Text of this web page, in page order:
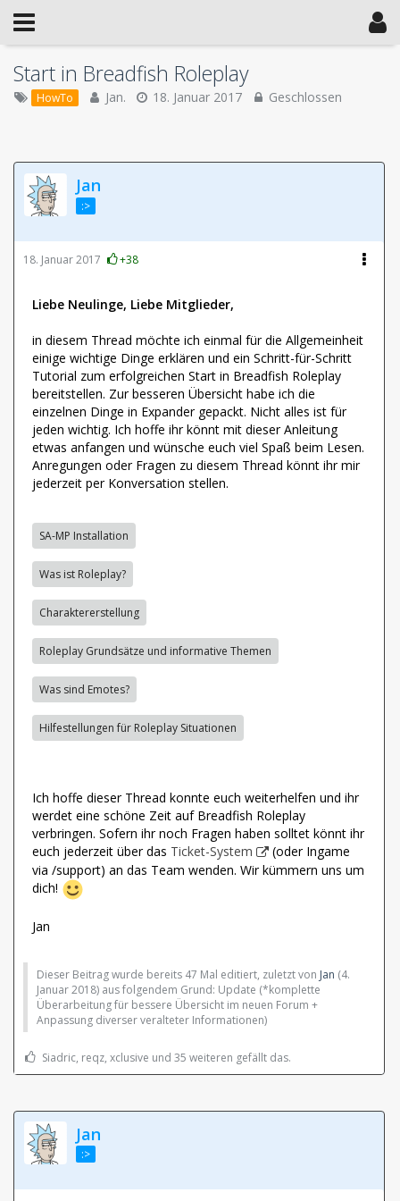
Start in Breadfish Roleplay
HowTo Jan. 18. Januar 2017 Geschlossen
Jan
:>
18. Januar 2017 +38
Liebe Neulinge, Liebe Mitglieder,
in diesem Thread möchte ich einmal für die Allgemeinheit
einige wichtige Dinge erklären und ein Schritt-für-Schritt
Tutorial zum erfolgreichen Start in Breadfish Roleplay
bereitstellen. Zur besseren Übersicht habe ich die
einzelnen Dinge in Expander gepackt. Nicht alles ist für
jeden wichtig. Ich hoffe ihr könnt mit dieser Anleitung
etwas anfangen und wünsche euch viel Spaß beim Lesen.
Anregungen oder Fragen zu diesem Thread könnt ihr mir
jederzeit per Konversation stellen.
SA-MP Installation
Was ist Roleplay?
Charaktererstellung
Roleplay Grundsätze und informative Themen
Was sind Emotes?
Hilfestellungen für Roleplay Situationen
Ich hoffe dieser Thread konnte euch weiterhelfen und ihr
werdet eine schöne Zeit auf Breadfish Roleplay
verbringen. Sofern ihr noch Fragen haben solltet könnt ihr
euch jederzeit über das Ticket-System
(oder Ingame
via /support) an das Team wenden. Wir kümmern uns um
dich!
Jan
Dieser Beitrag wurde bereits 47 Mal editiert, zuletzt von Jan (4.
Januar 2018) aus folgendem Grund: Update (*komplette
Überarbeitung für bessere Übersicht im neuen Forum +
Anpassung diverser veralteter Informationen)
Siadric, reqz, xclusive und 35 weiteren gefällt das.
Jan
:>